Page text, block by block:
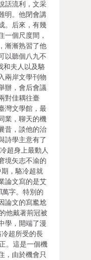
話流利，文采
明。他閉會講
。后來，有幾
一個尺度間，
漸漸熟習了他
以聽個八九不
和夫人以及駱
兩岸文學刊物
辦，會后會議
對佳耦往臺
灣文學館，最
業，聊天的機
昔，談他的治
詩學主意有了
超身上最動人
境矢志不渝的
，駱冷超就
論文寫的是艾
萬字。特別的
論文的寫尷尬
他戴著荊冠被
學，開端了漫
超所受的長
。這是一個機
，由於機會只